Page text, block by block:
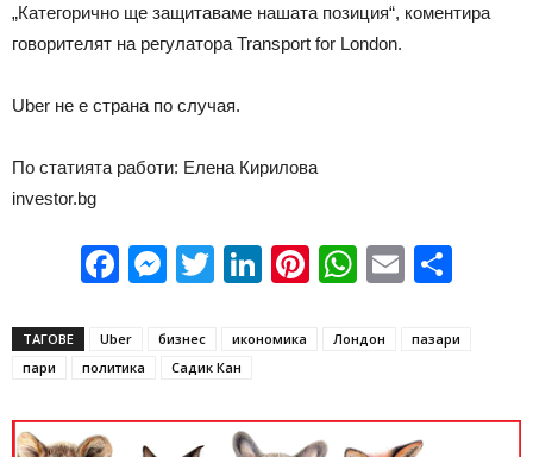
„Категорично ще защитаваме нашата позиция“, коментира
говорителят на регулатора Transport for London.
Uber не е страна по случая.
По статията работи: Елена Кирилова
investor.bg
Facebook
Messenger
Twitter
LinkedIn
Pinterest
WhatsApp
Email
ТАГОВЕ Uber бизнес икономика Лондон
пазари
пари
политика Садик Кан